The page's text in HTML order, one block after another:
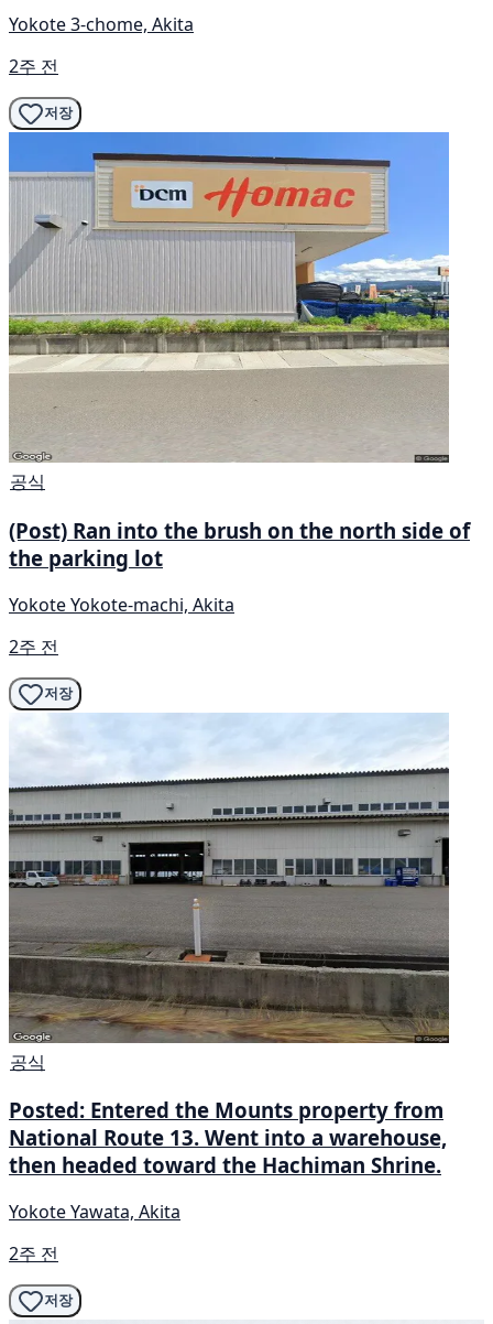
Yokote 3-chome, Akita
2주 전
저장
공식
(Post) Ran into the brush on the north side of
the parking lot
Yokote Yokote-machi, Akita
2주 전
저장
공식
Posted: Entered the Mounts property from
National Route 13. Went into a warehouse,
then headed toward the Hachiman Shrine.
Yokote Yawata, Akita
2주 전
저장